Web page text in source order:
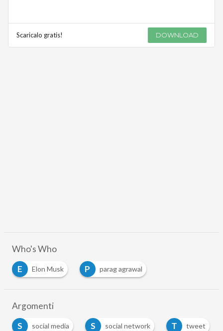
Scaricalo gratis! DOWNLOAD
Who's Who
E
Elon Musk P parag agrawal
Argomenti
S
social media S social network T tweet